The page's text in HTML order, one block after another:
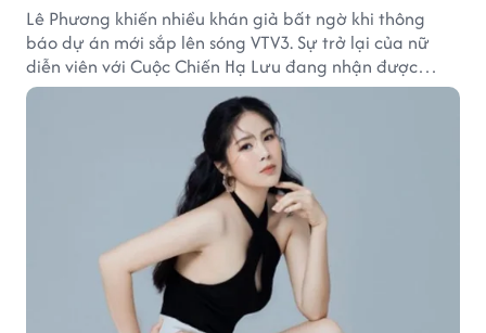
Lê Phương khiến nhiều khán giả bất ngờ khi thông
báo dự án mới sắp lên sóng VTV3. Sự trở lại của nữ
diễn viên với Cuộc Chiến Hạ Lưu đang nhận được
nhiều sự quan tâm.